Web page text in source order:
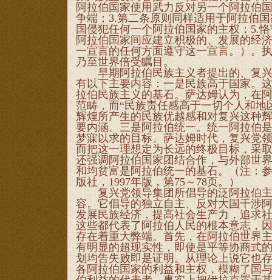
阿拉伯国家使用武力反对另一个阿拉伯
争端；3.第二条原则同样适用于阿拉伯
国侵犯任何一个阿拉伯国家的主权；5.
阿拉伯国家间应建立积极的、发展的经
一宣言的任何方面遵守这一宣言。）。
乃至世界倍受瞩目。
早期阿拉伯民族主义者提出的、复兴
有以下主要内容：一是民族高于国家。
拉伯民族主义的基石。萨达姆认为，在
范畴，而“民族责任感高于一切个人和
辉煌所产生的民族优越感和对复兴这种
要内涵。三是阿拉伯统一。统一阿拉伯
梦寐以求的目标。萨达姆时代，复兴党
而把这一理想定为长远的终极目标，采
还强调阿拉伯国家团结合作，与外部世
和均贫富是阿拉伯统一的基石。（注：
版社，1997年版，第75～78页。）
复兴党领导集团所倡导的泛阿拉伯主
容。它倡导的独立自主、反对大国干涉
发展民族经济，提高社会生产力，追求
这些都代表了阿拉伯人民的根本意志，
存在着重大弊端。首先，在阿拉伯世界
有明显的超现实性，即使是平等协商式
划均告失败即是证明。从理论上说它也
各阿拉伯国家的利益和主权，模糊了国